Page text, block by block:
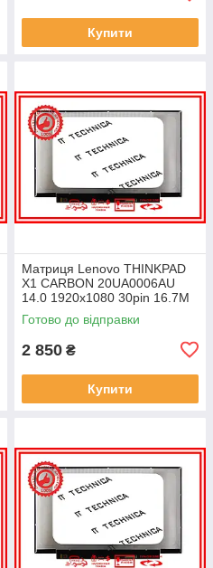
Купити
Матриця Lenovo THINKPAD
X1 CARBON 20UA0006AU
14.0 1920x1080 30pin 16.7M
45% NTSC 300 cd/m² для
ноутбука
Готово до відправки
2 850 ₴
Купити